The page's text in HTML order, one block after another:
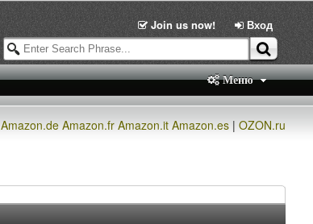
Join us now! Вход
Меню
Amazon.de Amazon.fr Amazon.it Amazon.es |OZON.ru